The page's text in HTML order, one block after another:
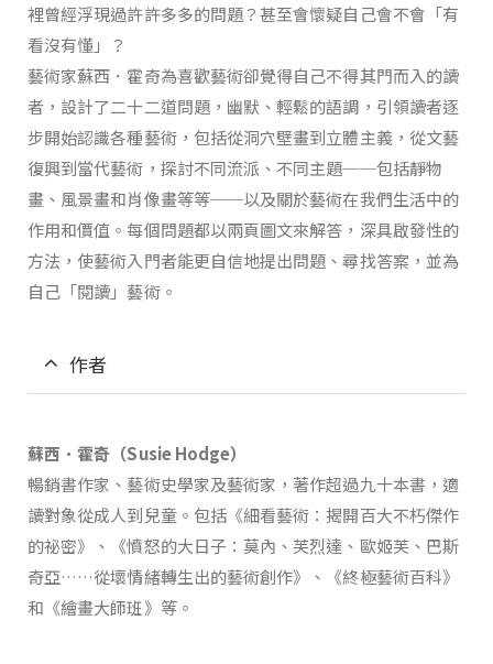
裡曾經浮現過許許多多的問題？甚至會懷疑自己會不會「有
看沒有懂」？
藝術家蘇西．霍奇為喜歡藝術卻覺得自己不得其門而入的讀
者，設計了二十二道問題，幽默、輕鬆的語調，引領讀者逐
步開始認識各種藝術，包括從洞穴壁畫到立體主義，從文藝
復興到當代藝術，探討不同流派、不同主題──包括靜物
畫、風景畫和肖像畫等等──以及關於藝術在我們生活中的
作用和價值。每個問題都以兩頁圖文來解答，深具啟發性的
方法，使藝術入門者能更自信地提出問題、尋找答案，並為
自己「閱讀」藝術。
作者
蘇西．霍奇（Susie Hodge）
暢銷書作家、藝術史學家及藝術家，著作超過九十本書，適
讀對象從成人到兒童。包括《細看藝術：揭開百大不朽傑作
的祕密》、《憤怒的大日子：莫內、芙烈達、歐姬芙、巴斯
奇亞……從壞情緒轉生出的藝術創作》、《終極藝術百科》
和《繪畫大師班》等。